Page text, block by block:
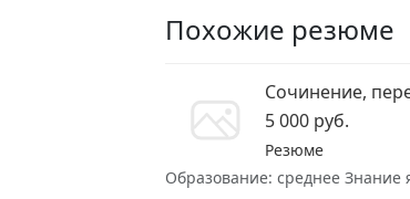
Похожие резюме
Сочинение,
5 000 руб.
Резюме
Образование: среднее Знание